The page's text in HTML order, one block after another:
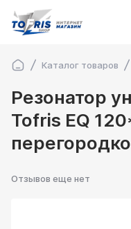
Каталог товаров
Резонатор
Tofris EQ
Отзывов еще нет